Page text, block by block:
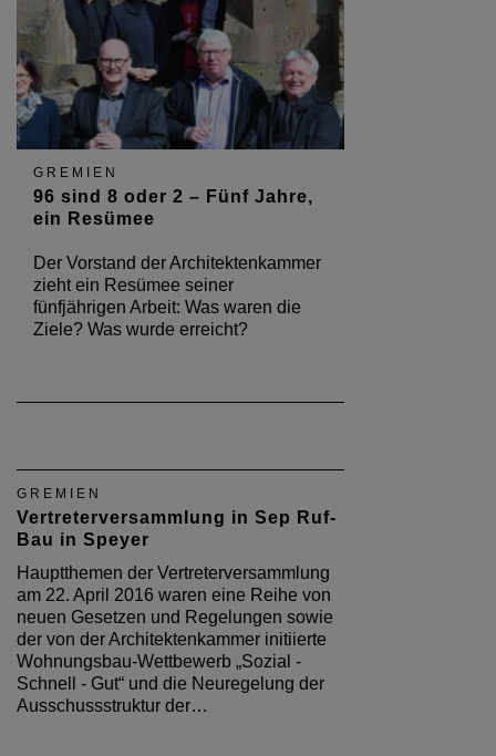
GREMIEN
96 sind 8 oder 2 – Fünf Jahre,
ein Resümee
Der Vorstand der Architektenkammer
zieht ein Resümee seiner
fünfjährigen Arbeit: Was waren die
Ziele? Was wurde erreicht?
GREMIEN
Vertreterversammlung in Sep Ruf-
Bau in Speyer
Hauptthemen der Vertreterversammlung
am 22. April 2016 waren eine Reihe von
neuen Gesetzen und Regelungen sowie
der von der Architektenkammer initiierte
Wohnungsbau-Wettbewerb „Sozial -
Schnell - Gut“ und die Neuregelung der
Ausschussstruktur der…